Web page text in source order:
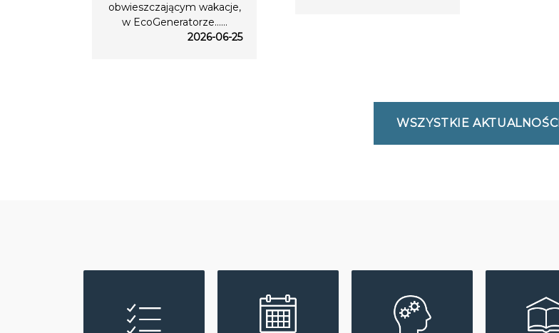
obwieszczającym wakacje,
w EcoGeneratorze…...
2026-06-25
WSZYSTKIE AKTUALNOŚCI